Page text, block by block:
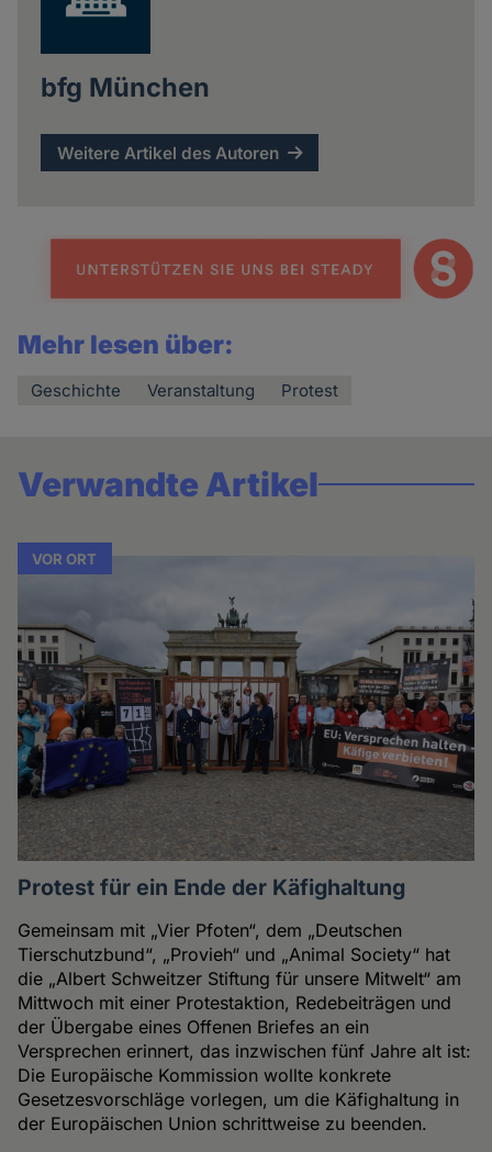
bfg München
Weitere Artikel des Autoren
Mehr lesen über:
Geschichte Veranstaltung Protest
Verwandte Artikel
VOR ORT
Protest für ein Ende der Käfighaltung
Gemeinsam mit „Vier Pfoten“, dem „Deutschen
Tierschutzbund“, „Provieh“ und „Animal Society“ hat
die „Albert Schweitzer Stiftung für unsere Mitwelt“ am
Mittwoch mit einer Protestaktion, Redebeiträgen und
der Übergabe eines Offenen Briefes an ein
Versprechen erinnert, das inzwischen fünf Jahre alt ist:
Die Europäische Kommission wollte konkrete
Gesetzesvorschläge vorlegen, um die Käfighaltung in
der Europäischen Union schrittweise zu beenden.